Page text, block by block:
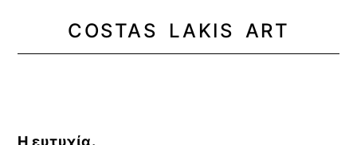
COSTAS LAKIS ART
Η ευτυχία.